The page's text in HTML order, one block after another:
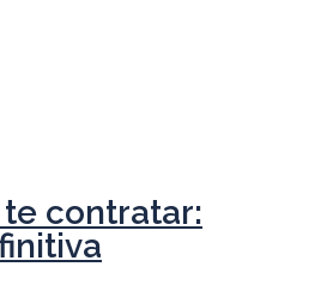
te contratar: